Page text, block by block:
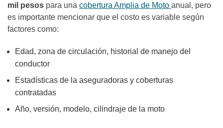
mil pesos para una cobertura Amplia de Moto anual, pero
es importante mencionar que el costo es variable según
factores como:
Edad, zona de circulación, historial de manejo del
conductor
Estadísticas de la aseguradoras y coberturas
contratadas
Año, versión, modelo, cilindraje de la moto